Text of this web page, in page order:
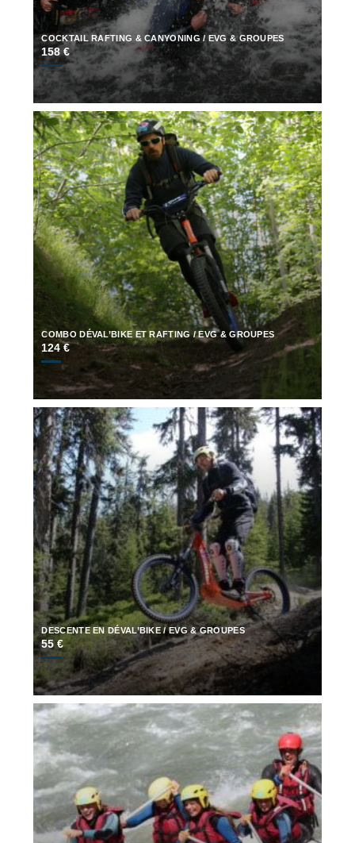
COCKTAIL RAFTING & CANYONING / EVG & GROUPES
158 €
COMBO DÉVAL’BIKE ET RAFTING / EVG & GROUPES
124 €
DESCENTE EN DÉVAL’BIKE / EVG & GROUPES
55 €